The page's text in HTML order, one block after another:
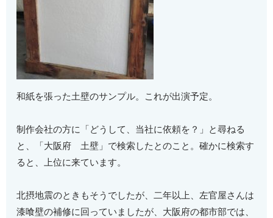
和紙を張った土壁のサンプル。これが出演予定。
制作会社の方に「どうして、当社に依頼を？」と尋ねる
と、「大阪府 土壁」で検索したとのこと。確かに検索す
ると、上位に来ています。
北摂地震のときもそうでしたが、二年以上、左官屋さんは
漆喰壁の補修に回っていましたが、大阪府の都市部では、